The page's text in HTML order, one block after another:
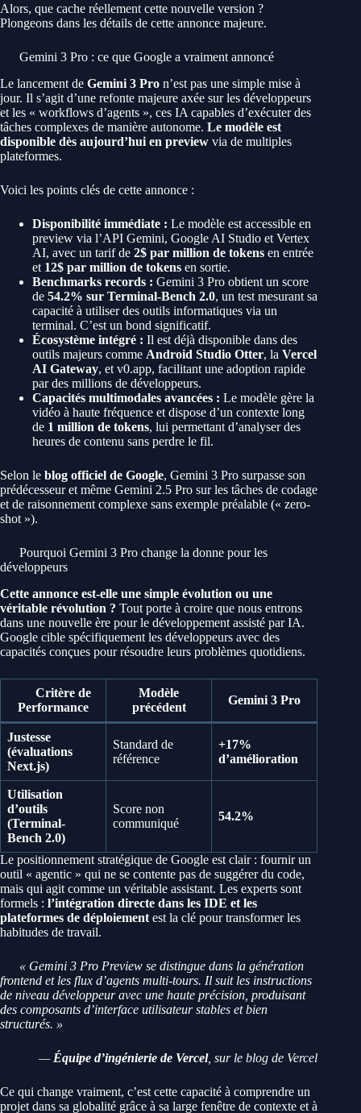
Alors, que cache réellement cette nouvelle version ?
Plongeons dans les détails de cette annonce majeure.
Gemini 3 Pro : ce que Google a vraiment annoncé
Le lancement de Gemini 3 Pro n’est pas une simple mise à
jour. Il s’agit d’une refonte majeure axée sur les développeurs
et les « workflows d’agents », ces IA capables d’exécuter des
tâches complexes de manière autonome. Le modèle est
disponible dès aujourd’hui en preview via de multiples
plateformes.
Voici les points clés de cette annonce :
Disponibilité immédiate : Le modèle est accessible en
preview via l’API Gemini, Google AI Studio et Vertex
AI, avec un tarif de 2$ par million de tokens en entrée
et 12$ par million de tokens en sortie.
Benchmarks records : Gemini 3 Pro obtient un score
de 54.2% sur Terminal-Bench 2.0, un test mesurant sa
capacité à utiliser des outils informatiques via un
terminal. C’est un bond significatif.
Écosystème intégré : Il est déjà disponible dans des
outils majeurs comme Android Studio Otter, la Vercel
AI Gateway, et v0.app, facilitant une adoption rapide
par des millions de développeurs.
Capacités multimodales avancées : Le modèle gère la
vidéo à haute fréquence et dispose d’un contexte long
de 1 million de tokens, lui permettant d’analyser des
heures de contenu sans perdre le fil.
Selon le blog officiel de Google, Gemini 3 Pro surpasse son
prédécesseur et même Gemini 2.5 Pro sur les tâches de codage
et de raisonnement complexe sans exemple préalable (« zero-
shot »).
Pourquoi Gemini 3 Pro change la donne pour les
développeurs
Cette annonce est-elle une simple évolution ou une
véritable révolution ? Tout porte à croire que nous entrons
dans une nouvelle ère pour le développement assisté par IA.
Google cible spécifiquement les développeurs avec des
capacités conçues pour résoudre leurs problèmes quotidiens.
Critère de
Performance
Modèle
précédent
Gemini 3 Pro
Justesse
(évaluations
Next.js)
Standard de
référence
+17%
d’amélioration
Utilisation
d’outils
(Terminal-
Bench 2.0)
Score non
communiqué
54.2%
Le positionnement stratégique de Google est clair : fournir un
outil « agentic » qui ne se contente pas de suggérer du code,
mais qui agit comme un véritable assistant. Les experts sont
formels : l’intégration directe dans les IDE et les
plateformes de déploiement est la clé pour transformer les
habitudes de travail.
« Gemini 3 Pro Preview se distingue dans la génération
frontend et les flux d’agents multi-tours. Il suit les instructions
de niveau développeur avec une haute précision, produisant
des composants d’interface utilisateur stables et bien
structurés. »
— Équipe d’ingénierie de Vercel, sur le blog de Vercel
Ce qui change vraiment, c’est cette capacité à comprendre un
projet dans sa globalité grâce à sa large fenêtre de contexte et à